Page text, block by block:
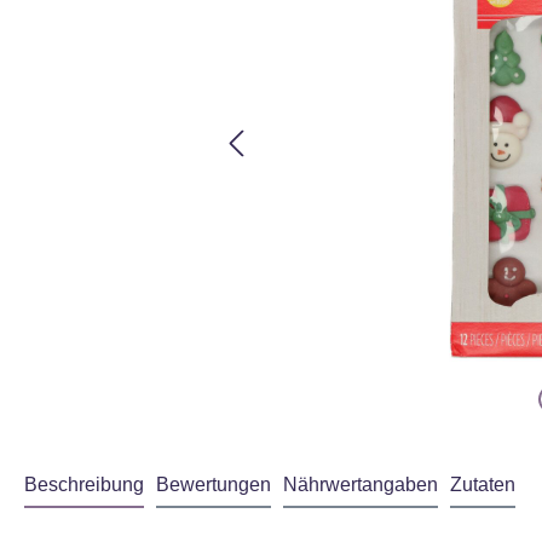
Beschreibung Bewertungen Nährwertangaben Zutaten